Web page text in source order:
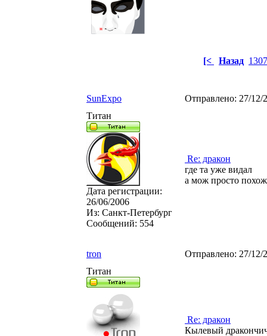
[< Назад 1307
SunExpo Отправлено: 27/12/
Титан
Дата регистрации:
26/06/2006
Из: Санкт-Петербург
Сообщений: 554
Re: дракон
где та уже видал
а мож просто
tron Отправлено: 27/12/
Титан
Re: дракон
Кылевый